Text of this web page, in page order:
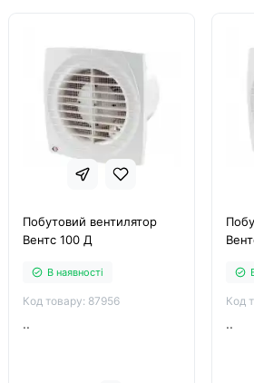
Побутовий вентилятор
Вентс 100 Д
В наявності
Код товару: 87956
..
Код
..